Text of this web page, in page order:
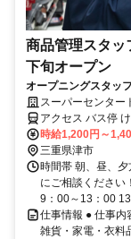
商品管理スタッ
下旬オープン
オープニングスタッ
麗！短時間◎未経験
スーパーセンター
アクセス バス停
時給1,200円～
三重県津市
時間帯 朝、昼、
にご相談ください
9：00～13：00
仕事情報 ● 仕事内
雑貨・家電・衣料